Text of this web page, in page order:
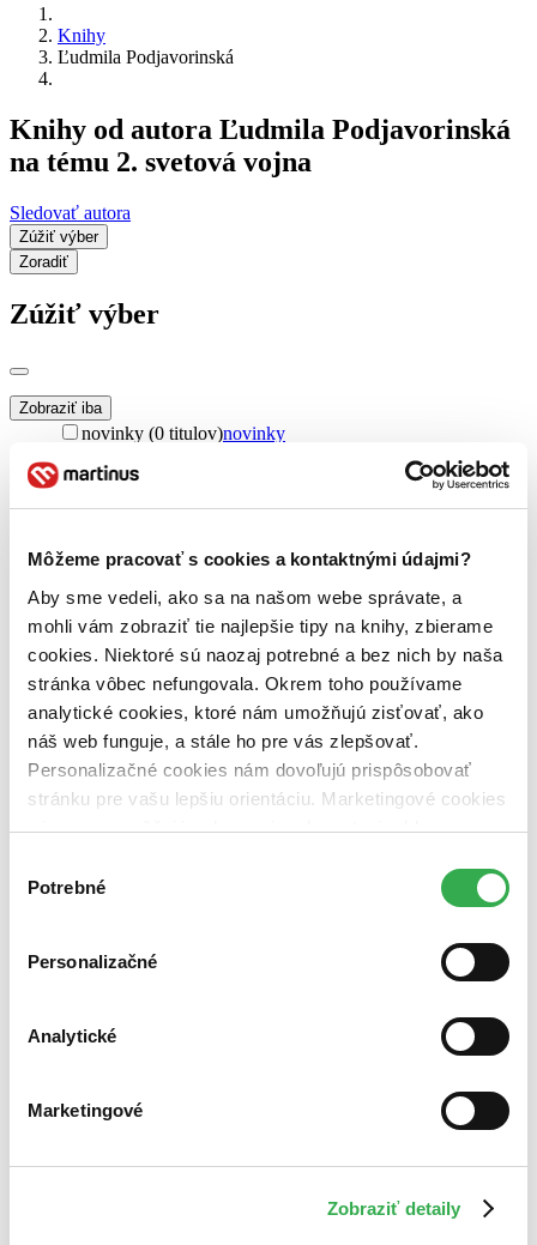
Môžeme pracovať s cookies a kontaktnými údajmi?
Aby sme vedeli, ako sa na našom webe správate, a
mohli vám zobraziť tie najlepšie tipy na knihy, zbierame
cookies. Niektoré sú naozaj potrebné a bez nich by naša
stránka vôbec nefungovala. Okrem toho používame
analytické cookies, ktoré nám umožňujú zisťovať, ako
náš web funguje, a stále ho pre vás zlepšovať.
Personalizačné cookies nám dovoľujú prispôsobovať
stránku pre vašu lepšiu orientáciu. Marketingové cookies
nám zas umožňujú zobrazenie relevantnej reklamy.
nám pomohlo, keby sme mohli používať všetky tieto
súhlasu
Potrebné
Personalizačné
Analytické
Marketingové
Zobraziť detaily
Knihy
Ľudmila Podjavorinská
Knihy od autora Ľudmila Podjavorinská
na tému 2. svetová vojna
Sledovať autora
Zúžiť výber
Zoradiť
Zúžiť výber
Zobraziť iba
novinky (0 titulov)novinky
predpredaj (0 titulov) predpredaj
pripravujeme (0 titulov)
dostupná (bez vypredaných) (0 titulov)dostupná (bez
vypredaných)
Nové / čítané
nová (0 titulov)nová
čítaná (0 titulov)čítaná
čítaná - výborný stav (0 titulov)čítaná - výborný stav
čítaná - mierne opotrebovaná (0 titulov)
čítaná - mierne
opotrebovaná
čítané verzie vypredaných kníh (0 titulov)čítané verzie
Bestsellery
Najdrahšie
Najlacnejšie